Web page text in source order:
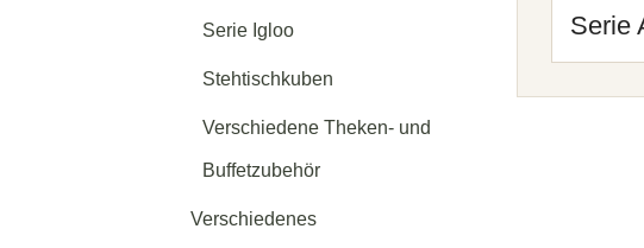
Serie
Serie Igloo
Stehtischkuben
Verschiedene Theken- und
Buffetzubehör
Verschiedenes